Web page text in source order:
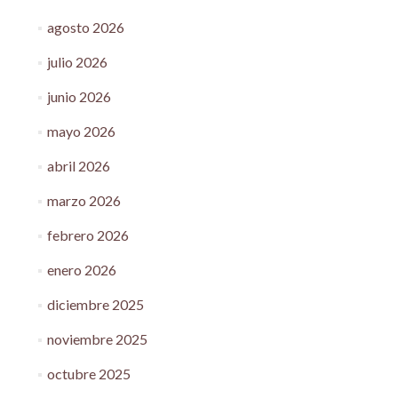
agosto 2026
julio 2026
junio 2026
mayo 2026
abril 2026
marzo 2026
febrero 2026
enero 2026
diciembre 2025
noviembre 2025
octubre 2025